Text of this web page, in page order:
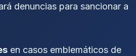
denuncias para sancionar a
en casos emblemáticos de